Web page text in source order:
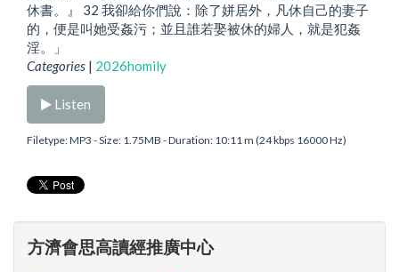
休書。』 32 我卻給你們說：除了姘居外，凡休自己的妻子
的，便是叫她受姦污；並且誰若娶被休的婦人，就是犯姦
淫。」
Categories | 2026homily
Listen
Filetype: MP3 - Size: 1.75MB - Duration: 10:11 m (24 kbps 16000 Hz)
方濟會思高讀經推廣中心